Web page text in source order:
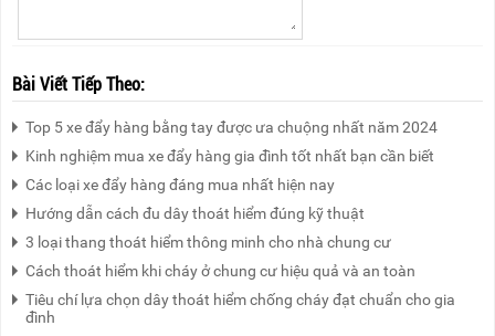
Bài Viết Tiếp Theo:
Top 5 xe đẩy hàng bằng tay được ưa chuộng nhất năm 2024
Kinh nghiệm mua xe đẩy hàng gia đình tốt nhất bạn cần biết
Các loại xe đẩy hàng đáng mua nhất hiện nay
Hướng dẫn cách đu dây thoát hiểm đúng kỹ thuật
3 loại thang thoát hiểm thông minh cho nhà chung cư
Cách thoát hiểm khi cháy ở chung cư hiệu quả và an toàn
Tiêu chí lựa chọn dây thoát hiểm chống cháy đạt chuẩn cho gia
đình